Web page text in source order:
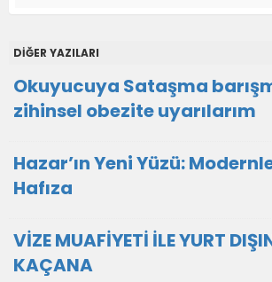
DİĞER YAZILARI
Okuyucuya Sataşma
zihinsel obezite uyarılarım
Hazar’ın Yeni Yüzü:
Hafıza
VİZE MUAFİYETİ İLE YURT
KAÇANA